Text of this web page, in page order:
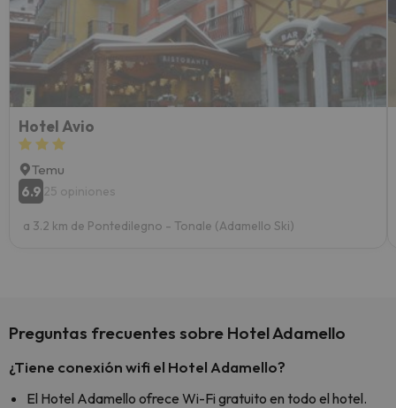
Hotel Avio
Temu
6.9 25 opiniones
a 3.2 km de Pontedilegno - Tonale (Adamello Ski)
Preguntas frecuentes sobre Hotel Adamello
¿Tiene conexión wifi el Hotel Adamello?
El Hotel Adamello ofrece Wi-Fi gratuito en todo el hotel.